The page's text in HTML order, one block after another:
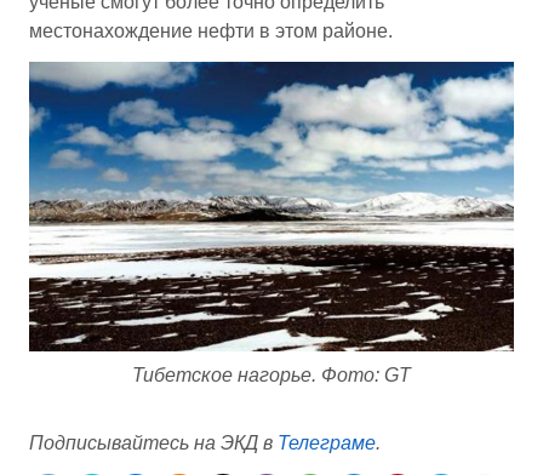
местонахождение нефти в этом районе.
Тибетское нагорье. Фото: GT
Подписывайтесь на ЭКД в Телеграме.